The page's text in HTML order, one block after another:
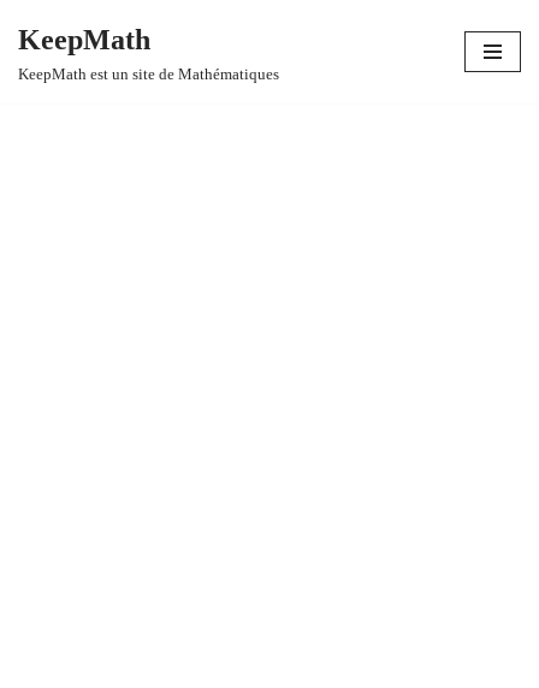
Aller
KeepMath
KeepMath est un site de Mathématiques